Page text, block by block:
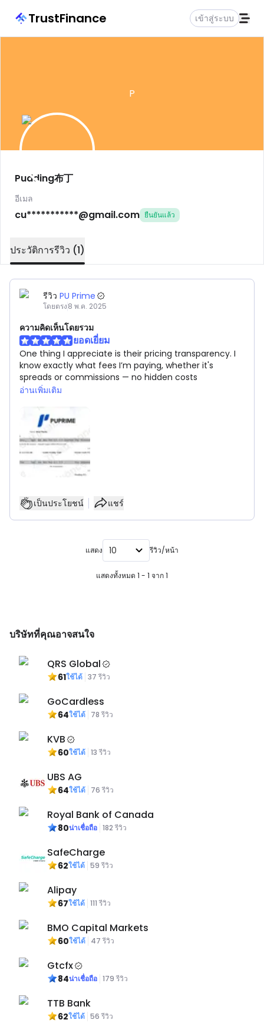
TrustFinance เข้าสู่ระบบ
P
Pudding布丁
อีเมล
cu***********@gmail.com ยืนยันแล้ว
ประวัติการรีวิว (1)
รีวิว PU Prime
โดยตรง8 พ.ค. 2025
ความคิดเห็นโดยรวม
ยอดเยี่ยม
One thing I appreciate is their pricing transparency. I
know exactly what fees I’m paying, whether it's
spreads or commissions — no hidden costs
อ่านเพิ่มเติม
เป็นประโยชน์ แชร์
แสดง 10 รีวิว/หน้า
แสดงทั้งหมด 1 - 1 จาก 1
บริษัทที่คุณอาจสนใจ
QRS Global
61ใช้ได้ 37 รีวิว
GoCardless
64ใช้ได้ 78 รีวิว
KVB
60ใช้ได้ 13 รีวิว
UBS AG
64ใช้ได้ 76 รีวิว
Royal Bank of Canada
80น่าเชื่อถือ 182 รีวิว
SafeCharge
62ใช้ได้ 59 รีวิว
Alipay
67ใช้ได้ 111 รีวิว
BMO Capital Markets
60ใช้ได้ 47 รีวิว
Gtcfx
84น่าเชื่อถือ 179 รีวิว
TTB Bank
62ใช้ได้ 56 รีวิว